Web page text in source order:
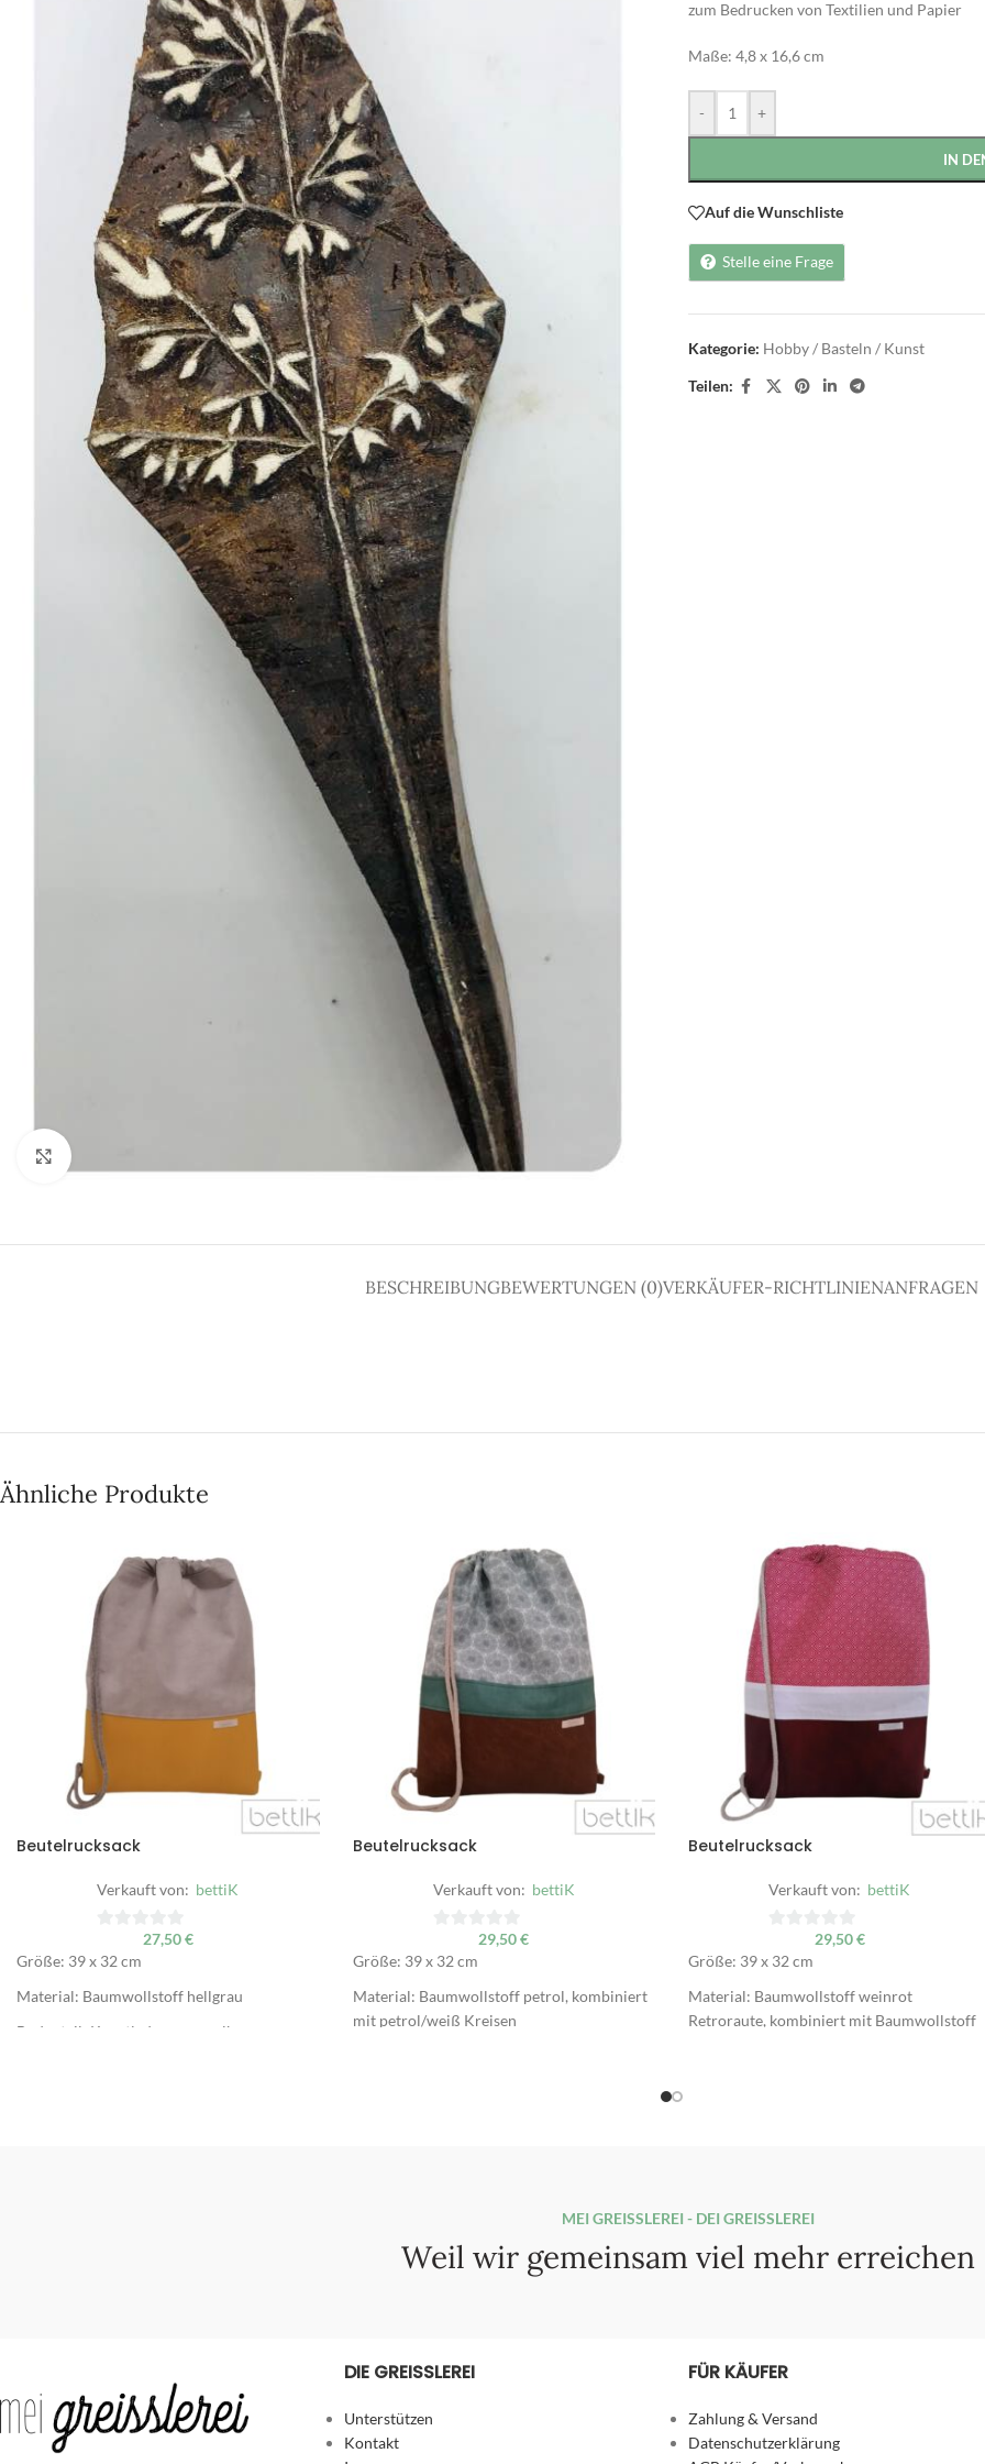
zum Bedrucken von Textilien und Papier
Maße: 4,8 x 16,6 cm
- +
IN
Auf die Wunschliste
Stelle eine Frage
Kategorie: Hobby / Basteln / Kunst
Teilen:
BESCHREIBUNGBEWERTUNGEN (0)VERKÄUFER-RICHTLINIENANFRAGEN
Ähnliche Produkte
Beutelrucksack
Verkauft von: bettiK
von
27,50€
Größe: 39 x 32 cm
Material: Baumwollstoff hellgrau
Bodenteil: Kunstleder currygelb
Beutelrucksack
Verkauft von: bettiK
von
29,50€
Größe: 39 x 32 cm
Material: Baumwollstoff petrol, kombiniert
mit petrol/weiß Kreisen
Beutelrucksack
Verkauft von: bettiK
von
29,50€
Größe: 39 x 32 cm
Material: Baumwollstoff weinrot
Retroraute, kombiniert mit Baumwollstoff
MEI GREISSLEREI - DEI GREISSLEREI
Weil wir gemeinsam viel mehr erreichen
DIE GREISSLEREI
Unterstützen
Kontakt
FÜR KÄUFER
Zahlung & Versand
Datenschutzerklärung